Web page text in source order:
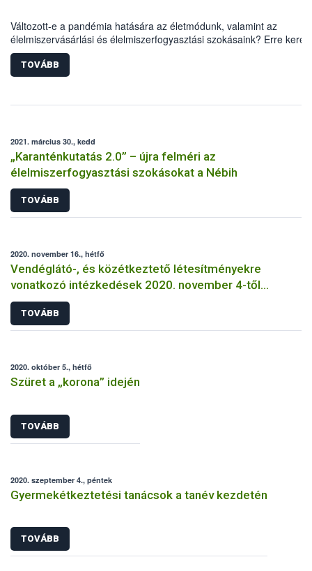
Változott-e a pandémia hatására az életmódunk, valamint az
élelmiszervásárlási és élelmiszerfogyasztási szokásaink? Erre keresi
idén is a választ a Nébih, a Debreceni Egyetem, valamint a TÉT
közös kutatása. A nagy karantén kérdőív április végéig még
minél pontosabb kép kialakításához ugyanis elengedhetetlen a
TOVÁBB
2021. március 30., kedd
„Karanténkutatás 2.0” – újra felméri az
élelmiszerfogyasztási szokásokat a Nébih
TOVÁBB
2020. november 16., hétfő
Vendéglátó-, és közétkeztető létesítményekre
vonatkozó intézkedések 2020. november 4-től
visszavonásig
TOVÁBB
2020. október 5., hétfő
Szüret a „korona” idején
TOVÁBB
2020. szeptember 4., péntek
Gyermekétkeztetési tanácsok a tanév kezdetén
TOVÁBB